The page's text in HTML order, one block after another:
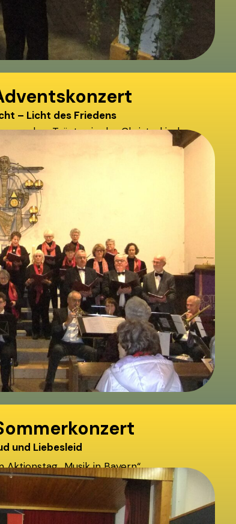
– Licht des Friedens
Tröstau in der Christuskirche
und Liebesleid
„Musik in Bayern“